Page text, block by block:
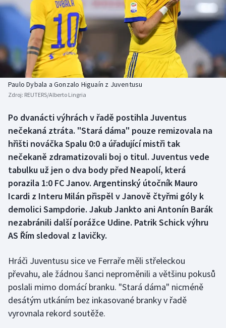
Americký fotbal
Atletika
Baseball a softbal
Basketbal
Boby a skeleton
Box
Curling
Cyklistika
Dostihy
Futsal
Golf
NEPŘEHLÉDNĚTE
Soutěže
Historické návraty
Aplikace ČT sport
Paulo Dybala a Gonzalo Higuaín z Juventusu
Zdroj: REUTERS/Alberto Lingria
Po dvanácti výhrách v řadě postihla Juventus
nečekaná ztráta. "Stará dáma" pouze remizovala na
hřišti nováčka Spalu 0:0 a úřadující mistři tak
nečekaně zdramatizovali boj o titul. Juventus vede
tabulku už jen o dva body před Neapolí, která
porazila 1:0 FC Janov. Argentinský útočník Mauro
Icardi z Interu Milán přispěl v Janově čtyřmi góly k
demolici Sampdorie. Jakub Jankto ani Antonín Barák
nezabránili další porážce Udine. Patrik Schick výhru
AS Řím sledoval z lavičky.
Hráči Juventusu sice ve Ferraře měli střeleckou
převahu, ale žádnou šanci neproměnili a většinu pokusů
poslali mimo domácí branku. "Stará dáma" nicméně
desátým utkáním bez inkasované branky v řadě
vyrovnala rekord soutěže.